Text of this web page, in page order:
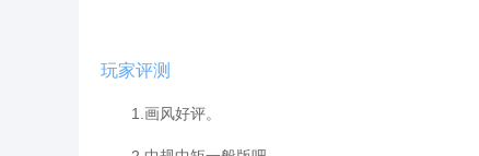
玩家评测
1.画风好评。